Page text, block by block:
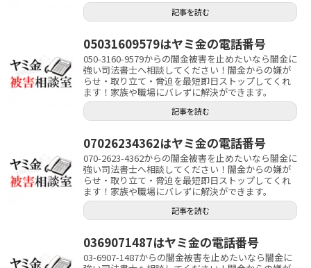
記事を読む
05031609579はヤミ金の電話番号
050-3160-9579からの闇金被害を止めたいなら闇金に
強い司法書士へ相談してください！闇金からの嫌が
らせ・取り立て・脅迫を最短即日ストップしてくれ
ます！家族や職場にバレずに解決ができます。
記事を読む
07026234362はヤミ金の電話番号
070-2623-4362からの闇金被害を止めたいなら闇金に
強い司法書士へ相談してください！闇金からの嫌が
らせ・取り立て・脅迫を最短即日ストップしてくれ
ます！家族や職場にバレずに解決ができます。
記事を読む
0369071487はヤミ金の電話番号
03-6907-1487からの闇金被害を止めたいなら闇金に